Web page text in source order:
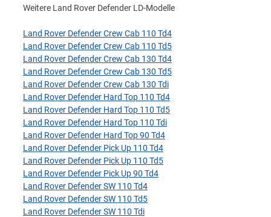
Weitere Land Rover Defender LD-Modelle
Land Rover Defender Crew Cab 110 Td4
Land Rover Defender Crew Cab 110 Td5
Land Rover Defender Crew Cab 130 Td4
Land Rover Defender Crew Cab 130 Td5
Land Rover Defender Crew Cab 130 Tdi
Land Rover Defender Hard Top 110 Td4
Land Rover Defender Hard Top 110 Td5
Land Rover Defender Hard Top 110 Tdi
Land Rover Defender Hard Top 90 Td4
Land Rover Defender Pick Up 110 Td4
Land Rover Defender Pick Up 110 Td5
Land Rover Defender Pick Up 90 Td4
Land Rover Defender SW 110 Td4
Land Rover Defender SW 110 Td5
Land Rover Defender SW 110 Tdi